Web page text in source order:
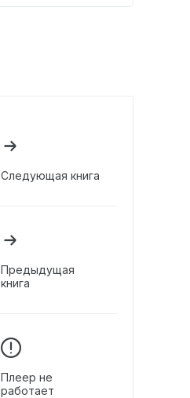
Следующая книга
Предыдущая
книга
Плеер не
работает